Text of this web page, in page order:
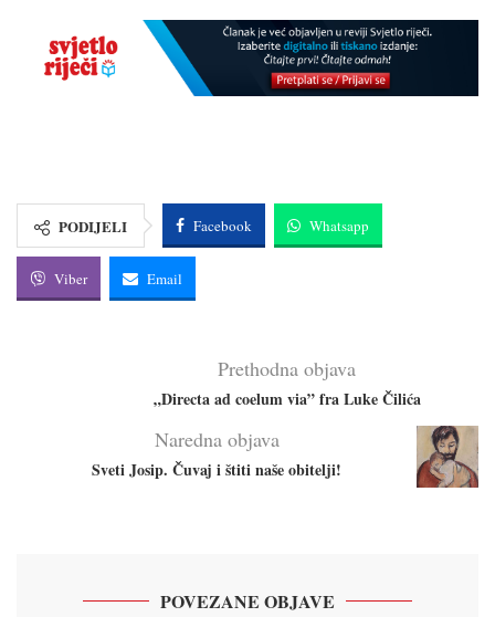
PODIJELI Facebook Whatsapp
Viber Email
Prethodna objava
„Directa ad coelum via” fra Luke Čilića
Naredna objava
Sveti Josip. Čuvaj i štiti naše obitelji!
POVEZANE OBJAVE